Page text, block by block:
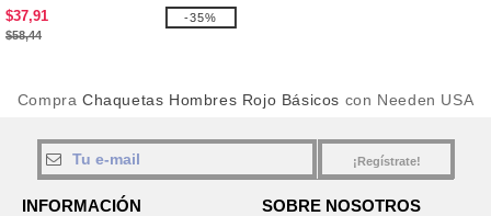
ribete de rayas
$37,91
$58,44
-35%
CompraChaquetas Hombres Rojo Básicos con Needen USA
¡Regístrate!
INFORMACIÓN SOBRE NOSOTROS